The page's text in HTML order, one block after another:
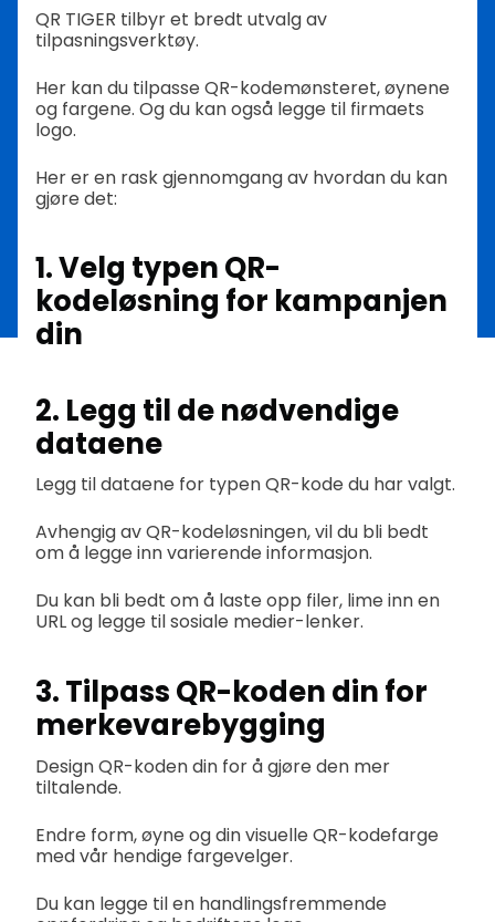
QR TIGER tilbyr et bredt utvalg av
tilpasningsverktøy.
Her kan du tilpasse QR-kodemønsteret, øynene
og fargene. Og du kan også legge til firmaets
logo.
Her er en rask gjennomgang av hvordan du kan
gjøre det:
1. Velg typen QR-
kodeløsning for kampanjen
din
2. Legg til de nødvendige
dataene
Legg til dataene for typen QR-kode du har valgt.
Avhengig av QR-kodeløsningen, vil du bli bedt
om å legge inn varierende informasjon.
Du kan bli bedt om å laste opp filer, lime inn en
URL og legge til sosiale medier-lenker.
3. Tilpass QR-koden din for
merkevarebygging
Design QR-koden din for å gjøre den mer
tiltalende.
Endre form, øyne og din visuelle QR-kodefarge
med vår hendige fargevelger.
Du kan legge til en handlingsfremmende